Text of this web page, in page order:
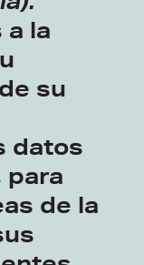
a la
su
datos
para
de la